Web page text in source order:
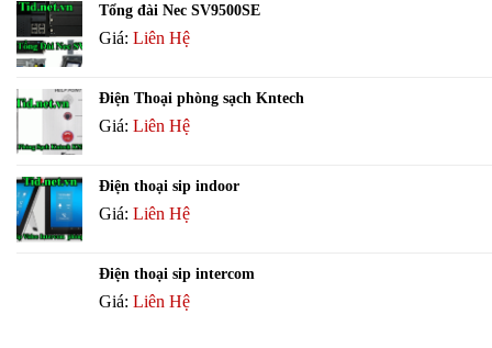
Tổng đài Nec SV9500SE
Giá: Liên Hệ
Điện Thoại phòng sạch Kntech
Giá: Liên Hệ
Điện thoại sip indoor
Giá: Liên Hệ
Điện thoại sip intercom
Giá: Liên Hệ